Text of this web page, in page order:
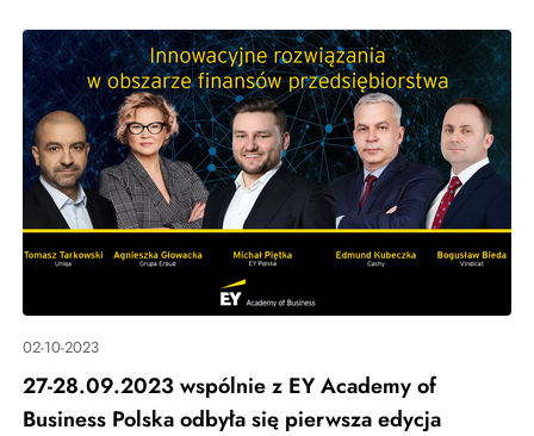
02-10-2023
27-28.09.2023 wspólnie z EY Academy of
Business Polska odbyła się pierwsza edycja